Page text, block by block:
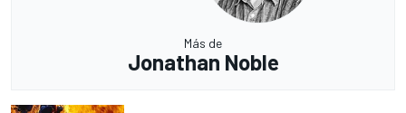
Más de
Jonathan Noble